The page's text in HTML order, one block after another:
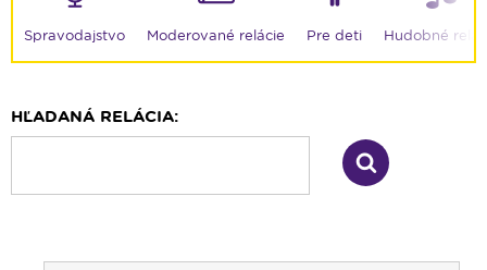
Spravodajstvo Moderované relácie Pre deti Hudobné
HĽADANÁ RELÁCIA: